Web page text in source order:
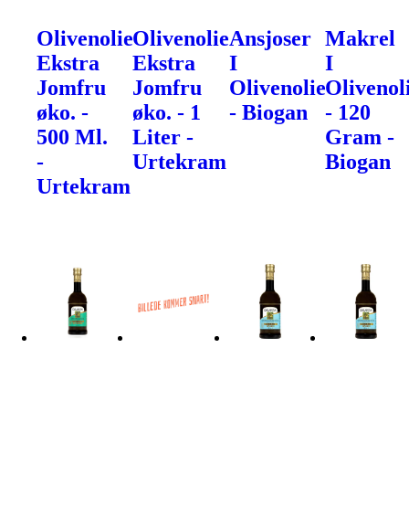
Olivenolie
Ekstra
Jomfru
øko. -
500 Ml.
-
Urtekram
Olivenolie
Ekstra
Jomfru
øko. - 1
Liter -
Urtekram
Ansjoser
I
Olivenolie
- Biogan
Makrel
I
- 120
Gram -
Biogan